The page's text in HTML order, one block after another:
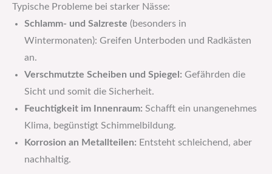
Typische Probleme bei starker Nässe:
Schlamm- und Salzreste (besonders in
Wintermonaten): Greifen Unterboden und Radkästen
an.
Verschmutzte Scheiben und Spiegel: Gefährden die
Sicht und somit die Sicherheit.
Feuchtigkeit im Innenraum: Schafft ein unangenehmes
Klima, begünstigt Schimmelbildung.
Korrosion an Metallteilen: Entsteht schleichend, aber
nachhaltig.